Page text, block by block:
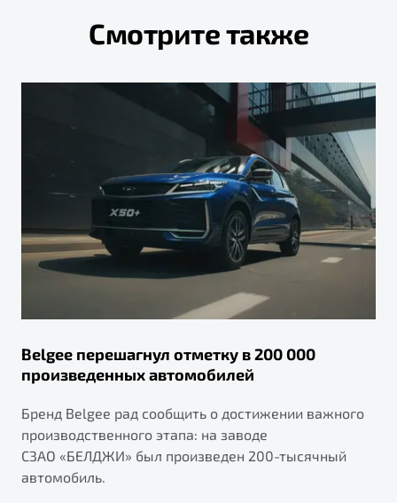
Смотрите также
Belgee перешагнул отметку в 200 000
произведенных автомобилей
Бренд Belgee рад сообщить о достижении важного
производственного этапа: на заводе
СЗАО «БЕЛДЖИ» был произведен 200-тысячный
автомобиль.